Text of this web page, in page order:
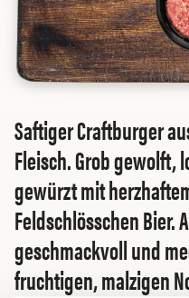
Saftiger Craftburger
Fleisch. Grob gewolft,
gewürzt mit
Feldschlösschen Bier.
geschmackvoll und
fruchtigen, malzigen